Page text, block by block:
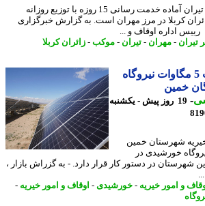
موکب امامزاده احمد شهر تیران آماده خدمت رسانی 15 روزه با توزیع روزانه
کربلا در مرز مهران است. به گزارش خبرگزاری
اداره اوقاف و ...
- مهران- تیران- موکب-زائران کربلا
احداث 5 مگاوات نیروگاه
خمین
19 روز پیش - یکشنبه
شهرستان خمین
خورشیدی در
در دستور کار قرار دارد. - به گزراش بازار ،
و امور خیریه- خورشیدی-اوقاف و امور خیریه-